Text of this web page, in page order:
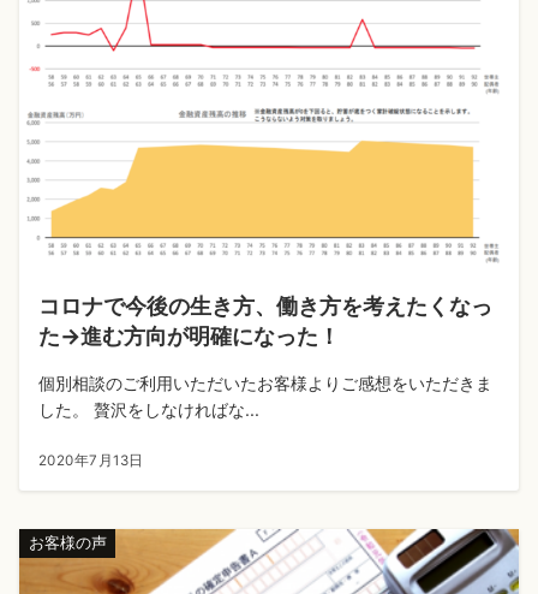
コロナで今後の生き方、働き方を考えたくなっ
た→進む方向が明確になった！
個別相談のご利用いただいたお客様よりご感想をいただきま
した。 贅沢をしなければな...
2020年7月13日
お客様の声